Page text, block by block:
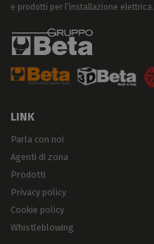
e prodotti per l’installazione elettrica.
LINK
Parla con noi
Agenti di zona
Prodotti
Privacy policy
Cookie policy
Whistleblowing